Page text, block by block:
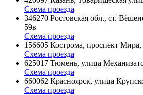
Схема проезда
346270 Ростовская обл., ст.
59в
Схема проезда
156605 Кострома, проспект Мира,
Схема проезда
625017 Тюмень, улица
Схема проезда
660062 Красноярск, улица
Схема проезда